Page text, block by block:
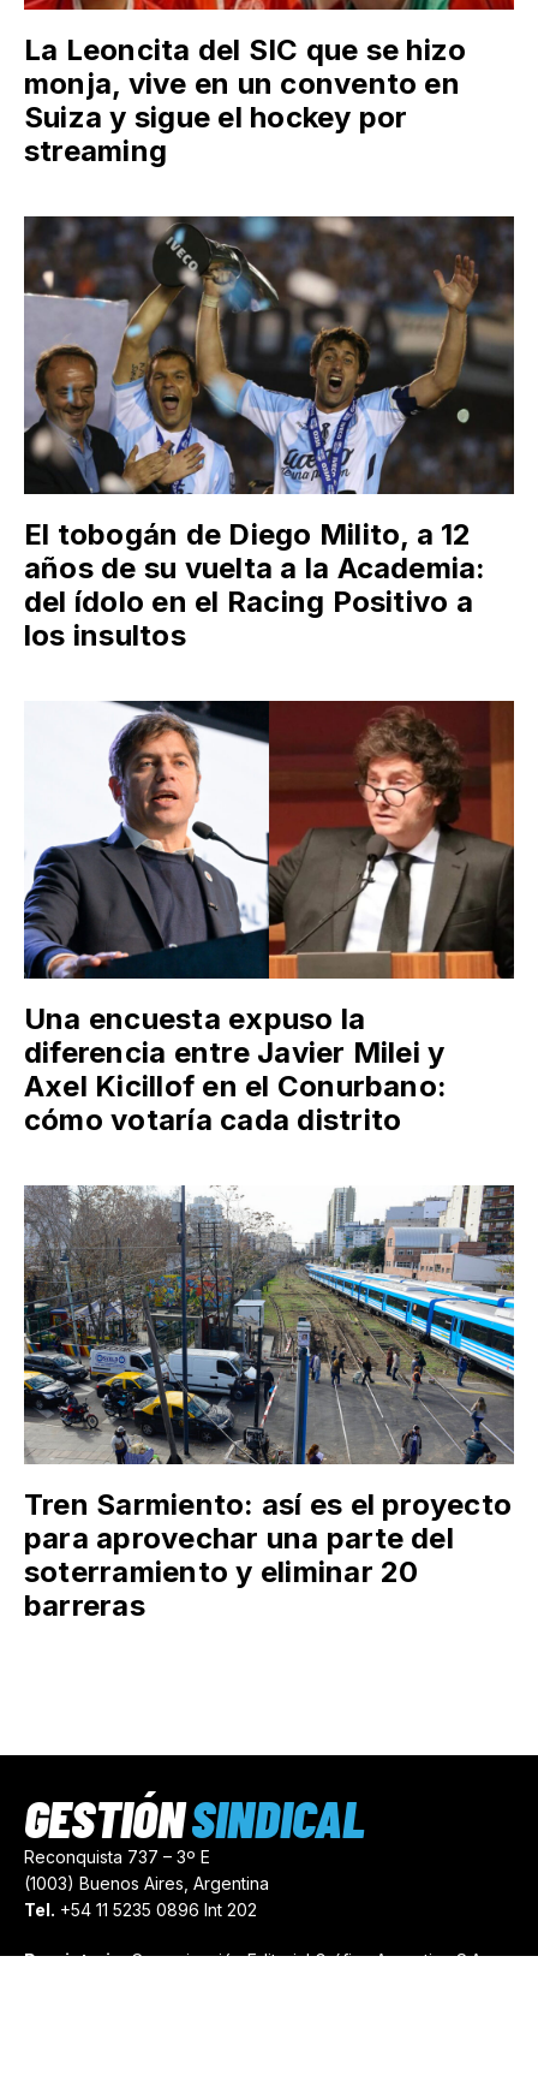
La Leoncita del SIC que se hizo
monja, vive en un convento en
Suiza y sigue el hockey por
streaming
El tobogán de Diego Milito, a 12
años de su vuelta a la Academia:
del ídolo en el Racing Positivo a
los insultos
Una encuesta expuso la
diferencia entre Javier Milei y
Axel Kicillof en el Conurbano:
cómo votaría cada distrito
Tren Sarmiento: así es el proyecto
para aprovechar una parte del
soterramiento y eliminar 20
barreras
Reconquista 737 – 3º E
(1003) Buenos Aires, Argentina
Tel. +54 11 5235 0896 Int 202
Propietario:Comunicación Editorial Gráfica Argentina S.A.
GESTIÓNSINDICAL